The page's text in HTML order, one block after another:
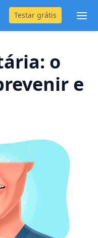
Testar grátis
o
e